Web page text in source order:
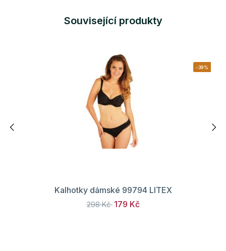
Související produkty
-39%
Kalhotky dámské 99794 LITEX
298 Kč 179 Kč